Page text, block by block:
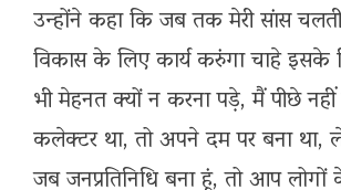
उन्होंने कहा कि जब तक मेरी सांस
विकास के लिए कार्य करुंगा चाहे इसके
भी मेहनत क्यों न करना पड़े, मैं पीछे
कलेक्टर था, तो अपने दम पर बना
जब जनप्रतिनिधि बना हूं, तो आप